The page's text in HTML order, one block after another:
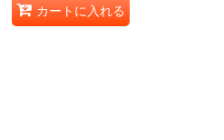
カートに入れる